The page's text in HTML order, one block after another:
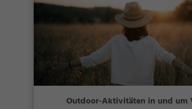
Outdoor-Aktivitäten in und um